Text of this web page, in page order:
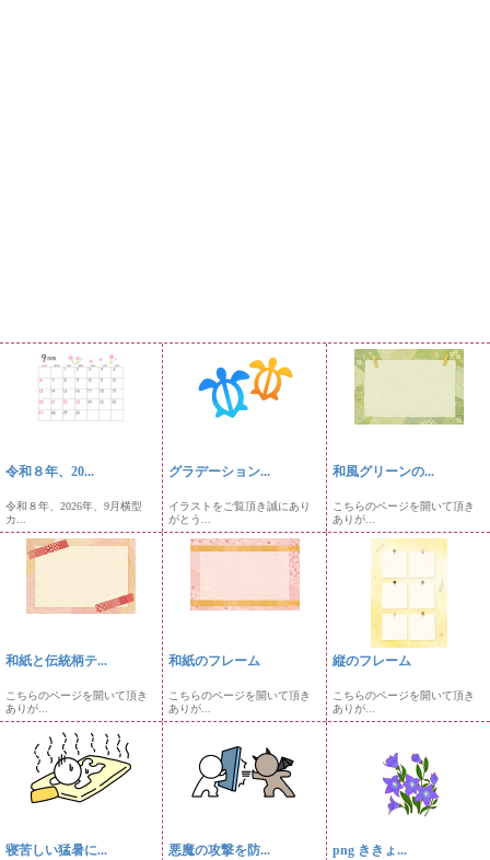
令和８年、20...
令和８年、2026年、9月横型
カ...
グラデーション...
イラストをご覧頂き誠にあり
がとう...
和風グリーンの...
こちらのページを開いて頂き
ありが...
和紙と伝統柄テ...
こちらのページを開いて頂き
ありが...
和紙のフレーム
こちらのページを開いて頂き
ありが...
縦のフレーム
こちらのページを開いて頂き
ありが...
寝苦しい猛暑に... 悪魔の攻撃を防... png ききょ...